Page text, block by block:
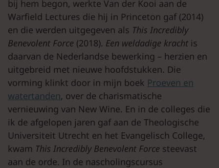
bij hem begon, werkte Van der Kooi aan de
Warfield Lectures die hij in Princeton gaf (2014)
en die werden uitgegeven als This Incredibly
Benevolent Force (2018). Een weldadige kracht is
daarvan de Nederlandse bewerking – herzien en
uitgebreid met nieuwe hoofdstukken. Die
vorming klinkt door in mijn boek Proeven en
watertanden, over de charismatische
vernieuwing van New Wine. En in de colleges die
ik de afgelopen jaren gaf aan de Theologische
Universiteit Utrecht en het Evangelisch College,
kwam This Incredibly Benevolent Force steevast
aan de orde. In de nascholingscursus